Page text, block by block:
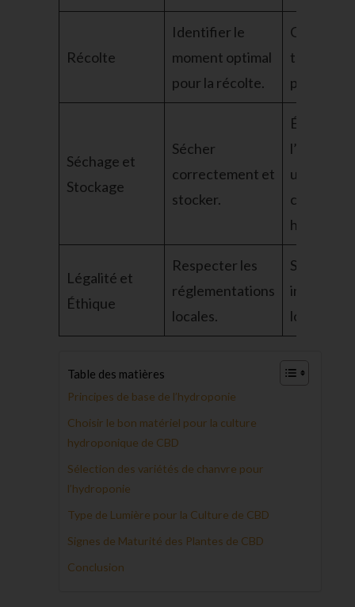
Récolte
Identifier le
moment optimal
pour la récolte.
Observer
pistils.
Séchage et
Stockage
Sécher
correctement et
stocker.
Éviter
l’humidité,
utiliser
Légalité et
Éthique
Respecter les
réglementations
locales.
Se tenir
informé
lois en
Table des matières
Principes de base de l’hydroponie
Choisir le bon matériel pour la culture
hydroponique de CBD
Sélection des variétés de chanvre pour
l’hydroponie
Type de Lumière pour la Culture de CBD
Signes de Maturité des Plantes de CBD
Conclusion